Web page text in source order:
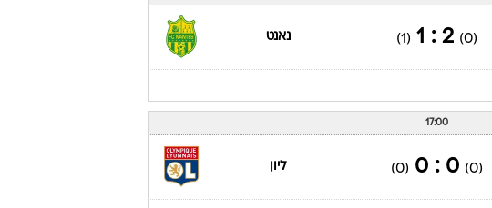
(0)
2 : 1
(1) נאנט
17:00
(0)
0 : 0
(0) ליון